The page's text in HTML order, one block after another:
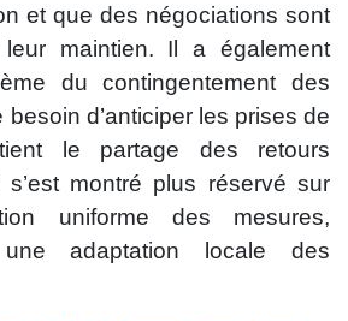
et que des négociations sont
maintien. Il a également
du contingentement des
besoin d’anticiper les prises de
le partage des retours
s’est montré plus réservé sur
uniforme des mesures,
adaptation locale des